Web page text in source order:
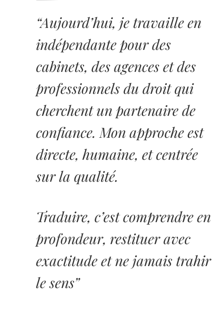
“Aujourd’hui, je travaille en
indépendante pour des
cabinets, des agences et des
professionnels du droit qui
cherchent un partenaire de
confiance. Mon approche est
directe, humaine, et centrée
sur la qualité.
Traduire, c’est comprendre en
profondeur, restituer avec
exactitude et ne jamais trahir
le sens”